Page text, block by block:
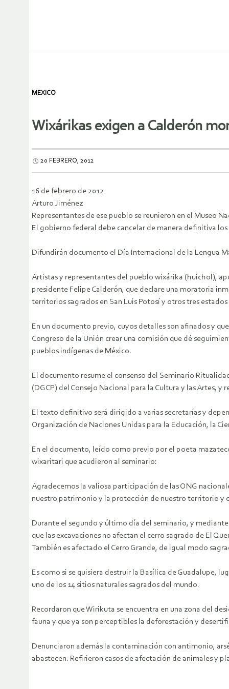
MEXICO
Wixárikas exigen a Calderón
20 FEBRERO, 2012
16 de febrero de 2012
Arturo Jiménez
Representantes de ese pueblo se reunieron en el Museo
El gobierno federal debe cancelar de manera definitiva
Difundirán documento el Día Internacional de la Lengua
Artistas y representantes del pueblo wixárika (huichol),
presidente Felipe Calderón, que declare una moratoria
territorios sagrados en San Luis Potosí y otros tres
En un documento previo, cuyos detalles son afinados y
Congreso de la Unión crear una comisión que dé
pueblos indígenas de México.
El documento resume el consenso del Seminario
(DGCP) del Consejo Nacional para la Cultura y las Artes,
El texto definitivo será dirigido a varias secretarías y
Organización de Naciones Unidas para la Educación, la
En el documento, leído como previo por el poeta
wixaritari que acudieron al seminario:
Agradecemos la valiosa participación de las ONG
nuestro patrimonio y la protección de nuestro territorio y
Durante el segundo y último día del seminario, y
que las excavaciones no afectan el cerro sagrado de El
También es afectado el Cerro Grande, de igual modo
Es como si se quisiera destruir la Basílica de Guadalupe,
uno de los 14 sitios naturales sagrados del mundo.
Recordaron que Wirikuta se encuentra en una zona del
fauna y que ya son perceptibles la deforestación y
Denunciaron además la contaminación con antimonio,
abastecen. Refirieron casos de afectación de animales y